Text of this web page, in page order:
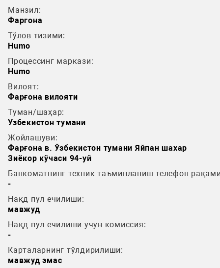
Манзил:
Фаргона
Тўлов тизими:
Humo
Процессинг маркази:
Humo
Вилоят:
Фарғона вилояти
Туман/шаҳар:
Узбекистон тумани
Жойлашуви:
Фарғона в. Ўзбекистон тумани Яйпан шахар
Зиёкор кўчаси 94-уй
Банкоматнинг техник таъминланиш телефон
-
Нақд пул ечилиши:
мавжуд
Нақд пул ечилиши учун комиссия:
-
Карталарнинг тўлдирилиши:
мавжуд эмас